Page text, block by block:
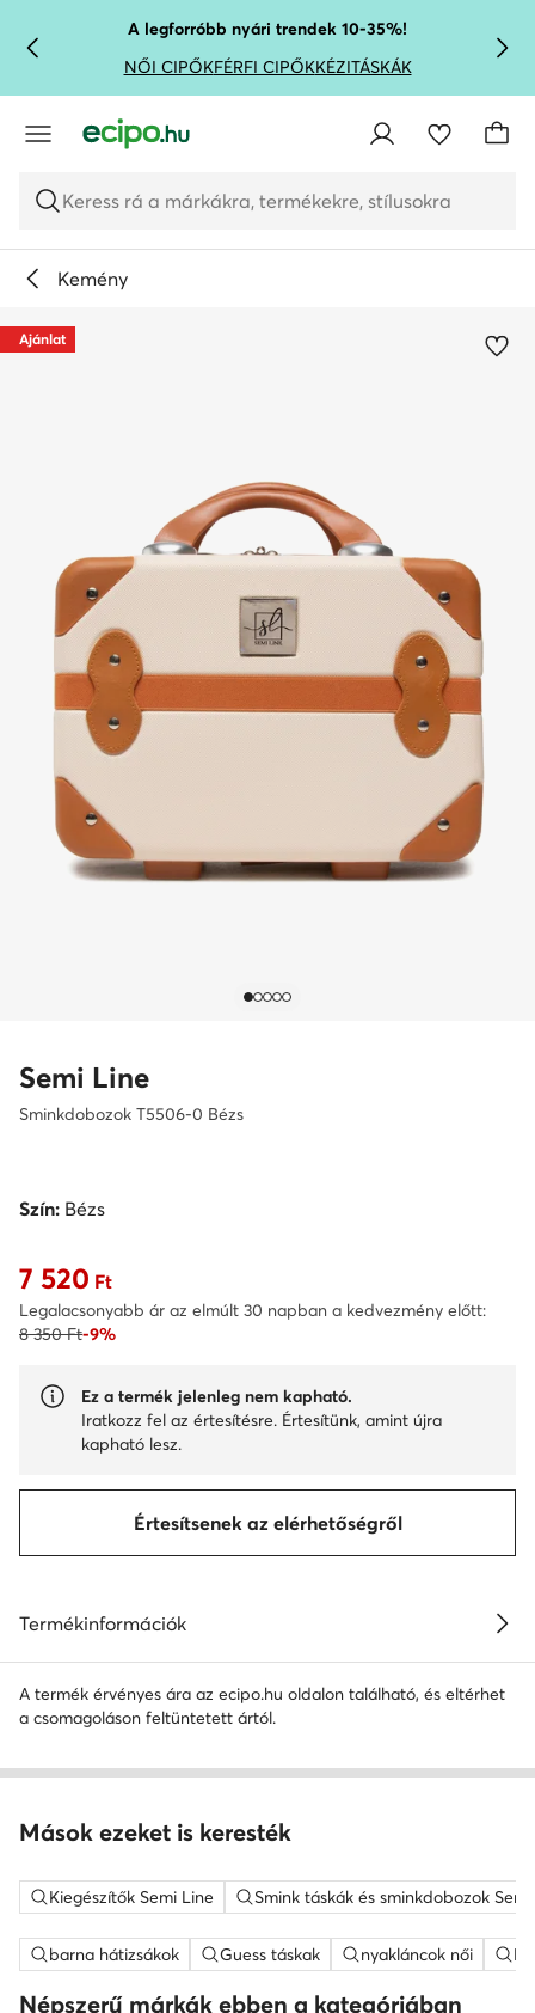
UGRÁS A FŐ TARTALOMRA
UGRÁS A KERESÉSHEZA legforróbb nyári trendek 10-35%!
NŐI CIPŐKFÉRFI CIPŐKKÉZITÁSKÁK
Keress rá a márkákra, termékekre, stílusokra
Kemény
Ajánlat
Semi Line
Sminkdobozok T5506-0 Bézs
Szín: Bézs
Aktuális ár 7 520 Ft
7 520 Ft
Legalacsonyabb ár az elmúlt 30 napban a kedvezmény előtt:
8 350 Ft-9%
Ez a termék jelenleg nem kapható.
Iratkozz fel az értesítésre. Értesítünk, amint újra
kapható lesz.
Értesítsenek az elérhetőségről
Termékinformációk
A termék érvényes ára az ecipo.hu oldalon található, és eltérhet
a csomagoláson feltüntetett ártól.
Mások ezeket is keresték
Kiegészítők Semi Line Smink táskák és sminkdobozok
barna hátizsákok Guess táskak nyakláncok női
Népszerű márkák ebben a kategóriában